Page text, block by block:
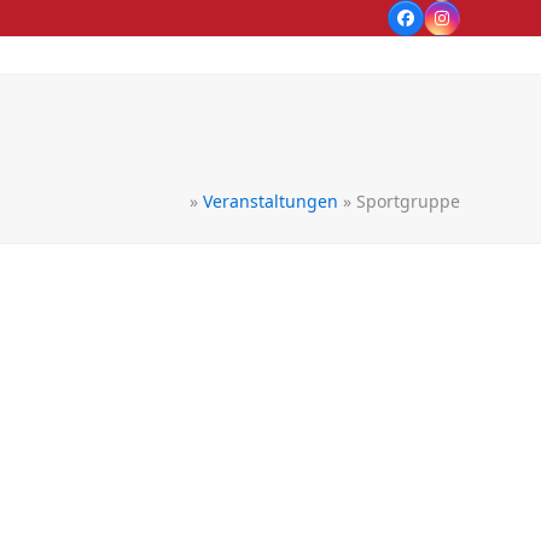
FacebookInstagram
» Veranstaltungen » Sportgruppe